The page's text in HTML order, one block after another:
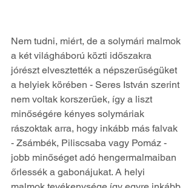
Nem tudni, miért, de a solymári malmok
a két világháború közti időszakra
jórészt elvesztették a népszerűségüket
a helyiek körében - Seres István szerint
nem voltak korszerűek, így a liszt
minőségére kényes solymáriak
rászoktak arra, hogy inkább más falvak
- Zsámbék, Piliscsaba vagy Pomáz -
jobb minőséget adó hengermalmaiban
őrlessék a gabonájukat. A helyi